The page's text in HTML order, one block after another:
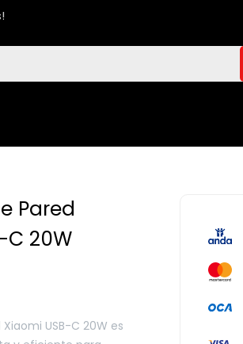
Pared
C 20W
USB-C 20W es